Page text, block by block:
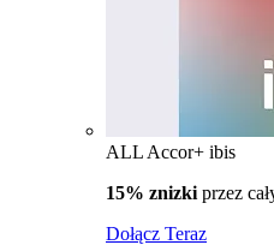
ALL Accor+ ibis
15% znizki przez
Dołącz Teraz